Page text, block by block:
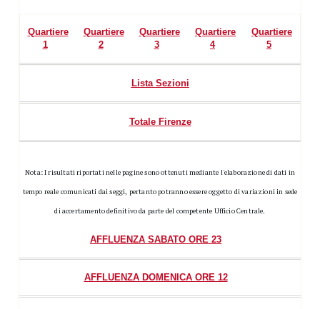
Quartiere
1
Quartiere
2
Quartiere
3
Quartiere
4
Quartiere
5
Lista Sezioni
Totale Firenze
Nota: I risultati riportati nelle pagine sono ottenuti mediante l'elaborazione di dati in
tempo reale comunicati dai seggi, pertanto potranno essere oggetto di variazioni in sede
di accertamento definitivo da parte del competente Ufficio Centrale.
AFFLUENZA SABATO ORE 23
AFFLUENZA DOMENICA ORE 12